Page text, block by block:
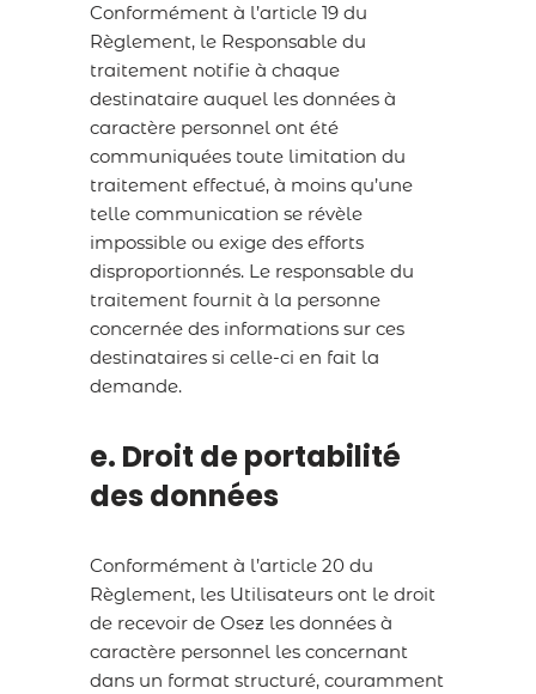
Conformément à l’article 19 du
Règlement, le Responsable du
traitement notifie à chaque
destinataire auquel les données à
caractère personnel ont été
communiquées toute limitation du
traitement effectué, à moins qu’une
telle communication se révèle
impossible ou exige des efforts
disproportionnés. Le responsable du
traitement fournit à la personne
concernée des informations sur ces
destinataires si celle-ci en fait la
demande.
e. Droit de portabilité
des données
Conformément à l’article 20 du
Règlement, les Utilisateurs ont le droit
de recevoir de Osez les données à
caractère personnel les concernant
dans un format structuré, couramment